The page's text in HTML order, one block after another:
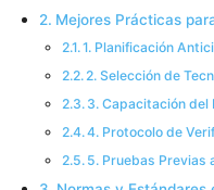
Mejores Prácticas
1. Planificación
2. Selección de
3. Capacitación del
4. Protocolo de
5. Pruebas Previas